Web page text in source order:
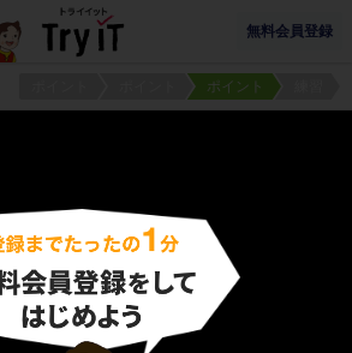
無料会員登録
ポイント